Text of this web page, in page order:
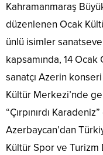
Kahramanmaraş
düzenlenen Ocak
ünlü isimler
kapsamında, 14 Ocak
sanatçı Azerin
Kültür Merkezi’nde
“Çırpınırdı
Azerbaycan’dan
Kültür Spor ve Turizm